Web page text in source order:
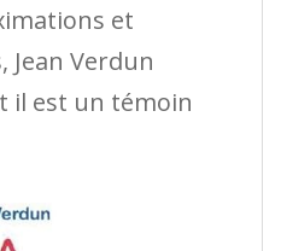
et
Jean Verdun
il est un témoin